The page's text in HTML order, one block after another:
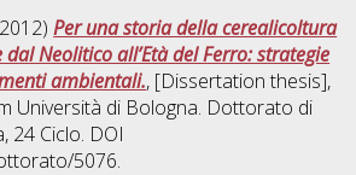
Per una storia della cerealicoltura
Neolitico all’Età del Ferro: strategie
ambientali., [Dissertation thesis],
Università di Bologna. Dottorato di
, 24 Ciclo. DOI
5076.